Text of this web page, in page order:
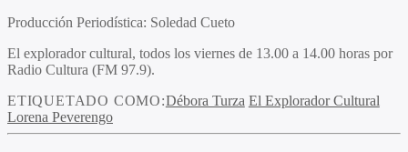
Producción Periodística: Soledad Cueto
El explorador cultural, todos los viernes de 13.00 a 14.00 horas por
Radio Cultura (FM 97.9).
ETIQUETADO COMO:Débora Turza El Explorador Cultural
Lorena Peverengo